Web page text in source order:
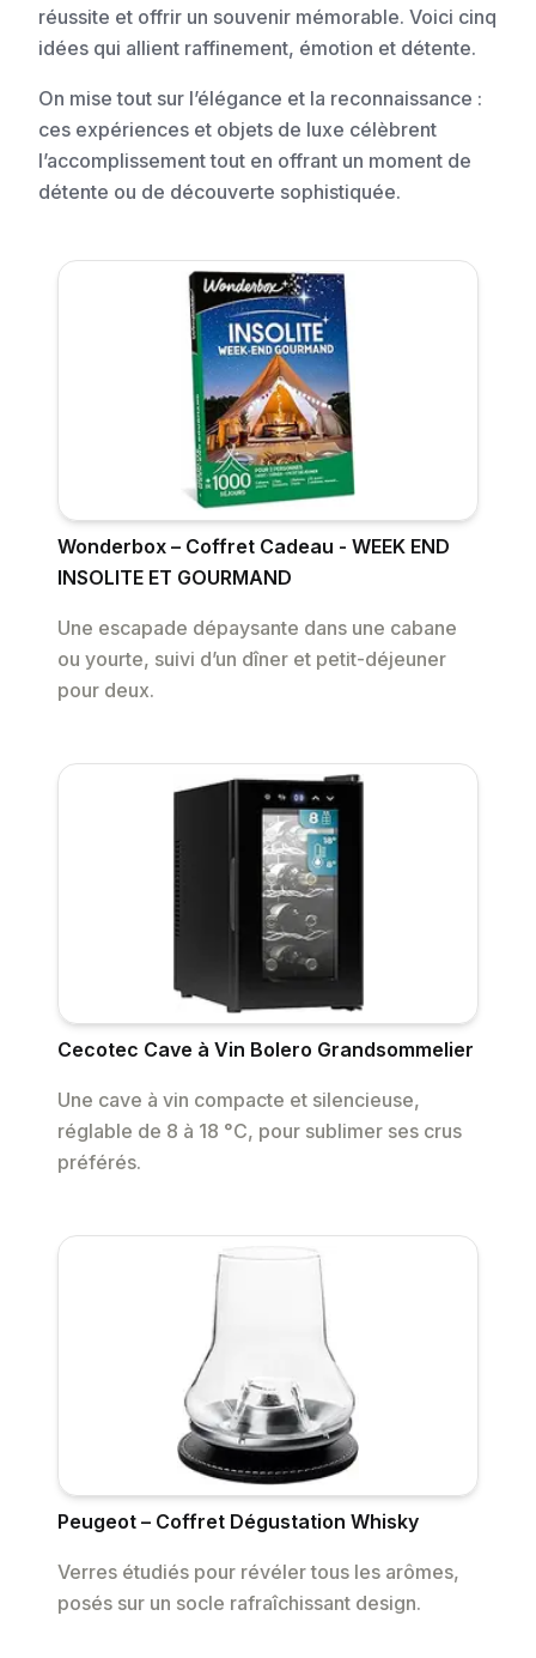
réussite et offrir un souvenir mémorable. Voici cinq
idées qui allient raffinement, émotion et détente.
On mise tout sur l’élégance et la reconnaissance :
ces expériences et objets de luxe célèbrent
l’accomplissement tout en offrant un moment de
détente ou de découverte sophistiquée.
Wonderbox – Coffret Cadeau - WEEK END
INSOLITE ET GOURMAND
Une escapade dépaysante dans une cabane
ou yourte, suivi d’un dîner et petit-déjeuner
pour deux.
Cecotec Cave à Vin Bolero Grandsommelier
Une cave à vin compacte et silencieuse,
réglable de 8 à 18 °C, pour sublimer ses crus
préférés.
Peugeot – Coffret Dégustation Whisky
Verres étudiés pour révéler tous les arômes,
posés sur un socle rafraîchissant design.